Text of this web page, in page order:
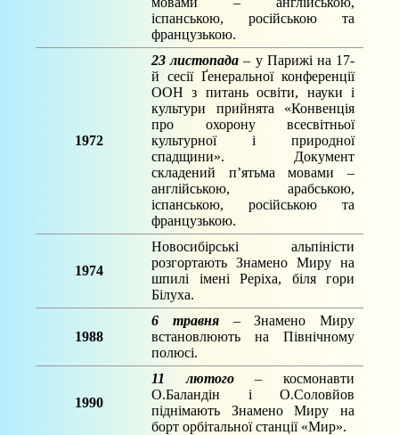
іспанською, російською та
французькою.
1972
23 листопада – у Парижі на 17-
й сесії Ґенеральної конференції
ООН з питань освіти, науки і
культури прийнята «Конвенція
про охорону всесвітньої
культурної і природної
спадщини». Документ
складений п’ятьма мовами –
англійською, арабською,
іспанською, російською та
французькою.
1974
Новосибірські альпіністи
розгортають Знамено Миру на
шпилі імені Реріха, біля гори
Білуха.
1988
6 травня– Знамено Миру
встановлюють на Північному
полюсі.
1990
11 лютого– космонавти
О.Баландін і О.Соловйов
піднімають Знамено Миру на
борт орбітальної станції «Мир».